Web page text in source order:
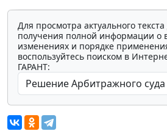
Для просмотра актуального
получения полной информации о
изменениях и порядке
воспользуйтесь поиском в
ГАРАНТ: